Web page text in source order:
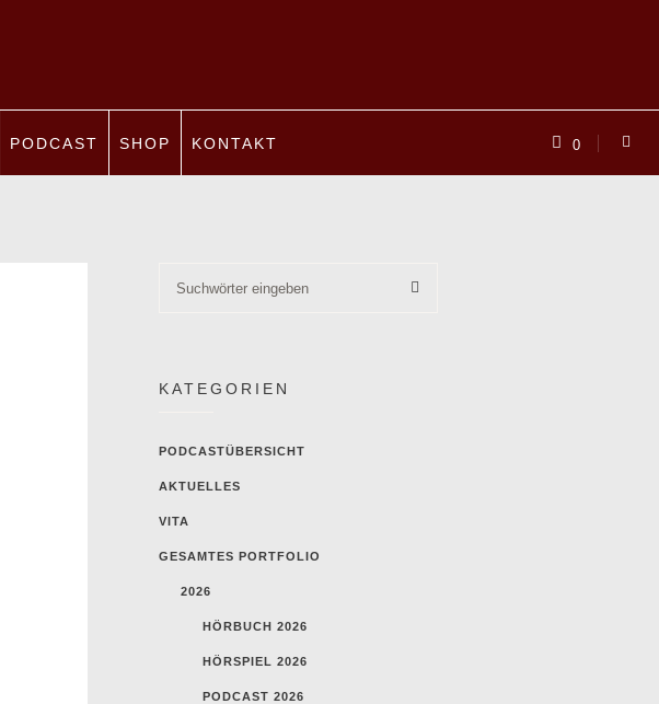
0
PODCAST SHOP KONTAKT
KATEGORIEN
PODCASTÜBERSICHT
AKTUELLES
VITA
GESAMTES PORTFOLIO
2026
HÖRBUCH 2026
HÖRSPIEL 2026
PODCAST 2026